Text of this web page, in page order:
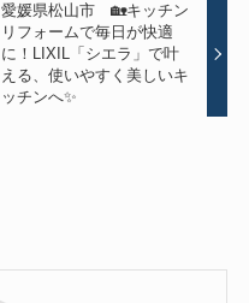
愛媛県松山市 🏡キッチン
リフォームで毎日が快適
に！LIXIL「シエラ」で叶
える、使いやすく美しいキ
ッチンへ✨